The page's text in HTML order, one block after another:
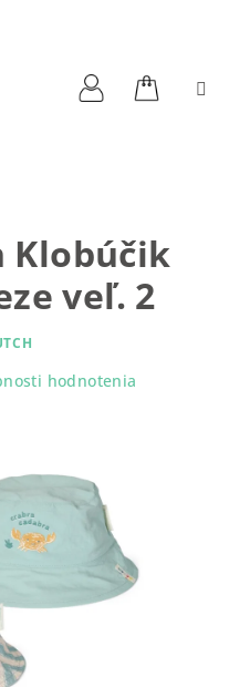
Klobúčik
veľ. 2
hodnotenia